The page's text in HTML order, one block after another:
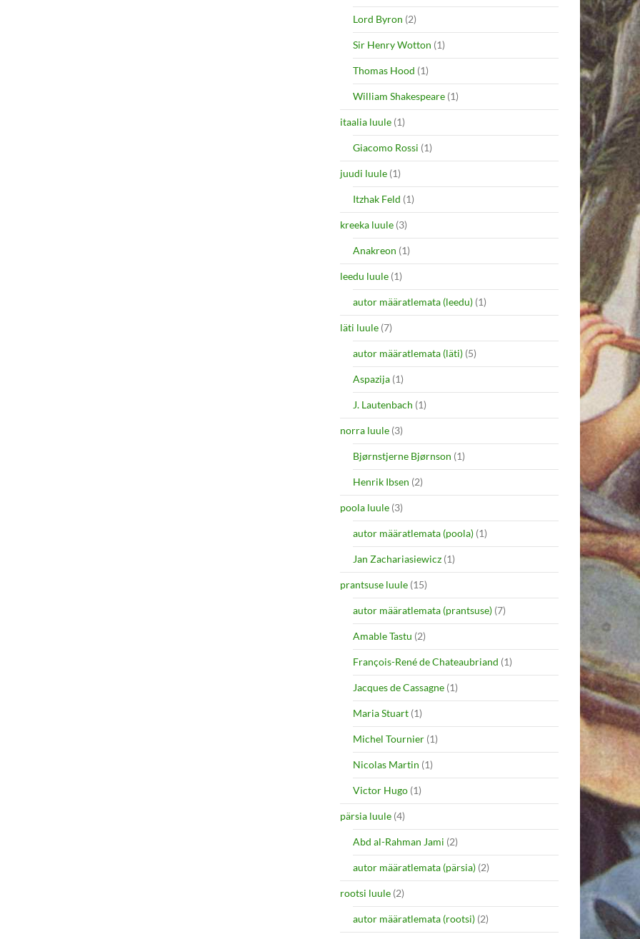
Lord Byron (2)
Sir Henry Wotton (1)
Thomas Hood (1)
William Shakespeare (1)
itaalia luule (1)
Giacomo Rossi (1)
juudi luule (1)
Itzhak Feld (1)
kreeka luule (3)
Anakreon (1)
leedu luule (1)
autor määratlemata (leedu) (1)
läti luule (7)
autor määratlemata (läti) (5)
Aspazija (1)
J. Lautenbach (1)
norra luule (3)
Bjørnstjerne Bjørnson (1)
Henrik Ibsen (2)
poola luule (3)
autor määratlemata (poola) (1)
Jan Zachariasiewicz (1)
prantsuse luule (15)
autor määratlemata (prantsuse) (7)
Amable Tastu (2)
François-René de Chateaubriand (1)
Jacques de Cassagne (1)
Maria Stuart (1)
Michel Tournier (1)
Nicolas Martin (1)
Victor Hugo (1)
pärsia luule (4)
Abd al-Rahman Jami (2)
autor määratlemata (pärsia) (2)
rootsi luule (2)
autor määratlemata (rootsi) (2)